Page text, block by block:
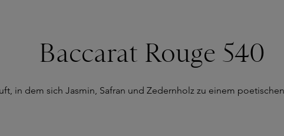
Baccarat Rouge 540
in dem sich Jasmin, Safran und Zedernholz zu einem